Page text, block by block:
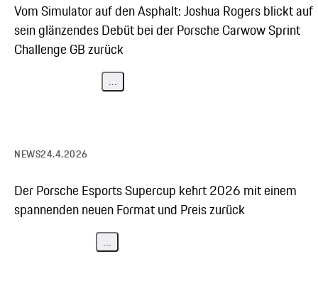
Vom Simulator auf den Asphalt: Joshua Rogers blickt auf
sein glänzendes Debüt bei der Porsche Carwow Sprint
Challenge GB zurück
NEWS24.4.2026
Der Porsche Esports Supercup kehrt 2026 mit einem
spannenden neuen Format und Preis zurück